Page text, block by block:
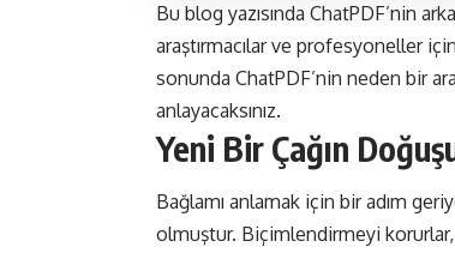
Bu blog yazısında ChatPDF’nin
araştırmacılar ve profesyoneller
sonunda ChatPDF’nin neden bir
anlayacaksınız.
Yeni Bir Çağın
Bağlamı anlamak için bir adım
olmuştur. Biçimlendirmeyi